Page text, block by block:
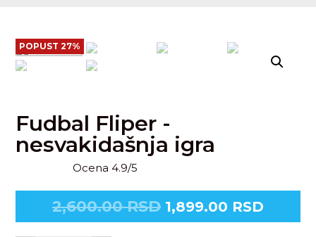
POPUST 27%
Fudbal Fliper -
nesvakidašnja igra
Ocena 4.9/5
2,600.00RSD 1,899.00 RSD